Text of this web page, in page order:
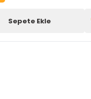
Sepete Ekle